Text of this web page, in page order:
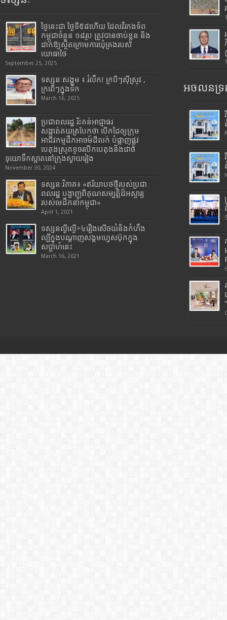
ថ្ងៃនេះជា ថ្ងៃទី៥៨ហើយ ដែលវីរកងទ័ព
កម្ពុជាចំនួន ១៨រូប ត្រូវបានចាប់ខ្លួន និង
ដាក់ឱ្យស្ថិតក្រោមការឃុំគ្រងរបស់
យោធាថៃ
September 25, 2025
ទស្សនៈសង្គម ៖ រំលឹក! ក្របីៗស៊ីស្រូវ ,
ក្រពើៗក្នុងទឹក
March 16, 2025
ប្រជាពលរដ្ឋ រិះគន់អាជ្ញាធរ
សង្កាត់គយត្របែកថា បើកដៃឲ្យក្រុម
អាជីវកម្មដឹកអាចម៍ដីលក់ បំផ្លាញផ្លូវ
បេតុងស្រុតខូចរបើកបេតុងនិងដាច់
ទុយោទឹកស្អាតនៅក្រុងស្វាយរៀង
November 30, 2024
ទស្សនៈវិភាគ៖ «ឥរិយាបថថ្មីរបស់ប្រជា
ពលរដ្ឋ បង្ហាញពីគុណសម្បត្តិដ៏អស្ចារ្យ
របស់មេដឹកនាំកម្ពុជា»
April 1, 2021
ទស្សនល្ងីល្ងើ÷៤រឿងសើចយំនិងកំហឹង
ល្បីក្នុងបណ្តាញសង្គមហ្វេសប៊ុកក្នុង
សប្តាហ៍នេះ
March 16, 2021
អចលនទ្រ